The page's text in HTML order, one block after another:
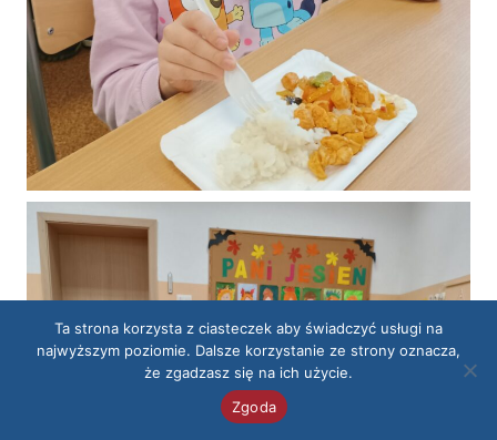
Ta strona korzysta z ciasteczek aby świadczyć usługi na
najwyższym poziomie. Dalsze korzystanie ze strony oznacza,
że zgadzasz się na ich użycie.
Zgoda